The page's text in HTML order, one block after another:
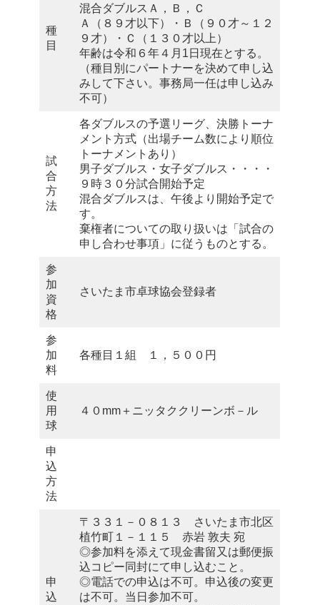
種
目
混合ダブルスＡ，Ｂ，Ｃ
Ａ（８９才以下）・Ｂ（９０才～１２
９才）・Ｃ（１３０才以上）
年齢は令和６年４月1日現在とする。
（種目別にパートナーを決めて申し込
みして下さい。事務局一任は申し込み
不可）
試
合
方
法
各ダブルスの予選リーグ、決勝トーナ
メント方式（出場チーム数により順位
トーナメントあり）
男子ダブルス・女子ダブルス・・・・
９時３０分試合開始予定
混合ダブルスは、午後より開始予定で
す。
棄権者についての取り扱いは「試合の
申し合わせ事項」に従うものとする。
参
加
資
格
さいたま市卓球協会登録者
参
加
料
各種目１組 １，５００円
使
用
球
４０mm＋ニッタククリーンボ－ル
申
込
方
法
申
込
〒３３１－０８１３ さいたま市北区
植竹町１－１１５ 赤岩 敦夫 宛
◎参加料を添えて現金書留又は郵便振
込コピー同封にて申し込むこと。
◎電話での申込は不可。申込後の変更
は不可。当日参加不可。